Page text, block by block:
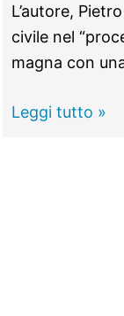
L’autore,
civile nel
magna con
TIVOLI
Leggi tutto »